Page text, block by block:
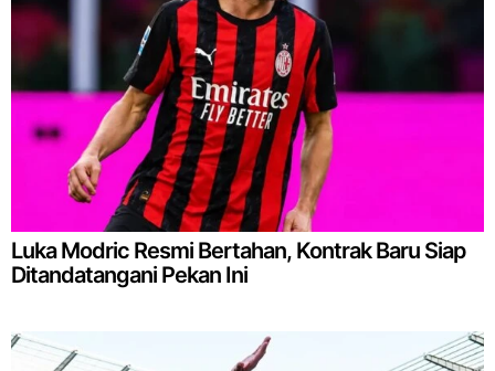
Luka Modric Resmi Bertahan, Kontrak Baru Siap
Ditandatangani Pekan Ini